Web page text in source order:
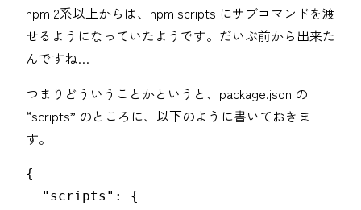
npm 2系以上からは、npm scripts にサブコマンドを渡
せるようになっていたようです。だいぶ前から出来た
んですね…
つまりどういうことかというと、package.json の
“scripts” のところに、以下のように書いておきま
す。
{
  "scripts": {